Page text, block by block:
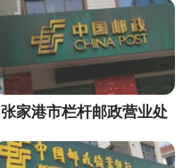
张家港市栏杆邮政营业处